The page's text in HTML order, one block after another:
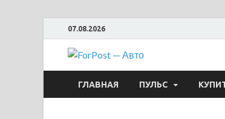
07.08.2026
ГЛАВНАЯ ПУЛЬС